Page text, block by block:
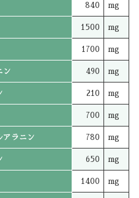
840 mg
1500 mg
1700 mg
ン 490 mg
210 mg
700 mg
アラニン 780 mg
650 mg
1400 mg